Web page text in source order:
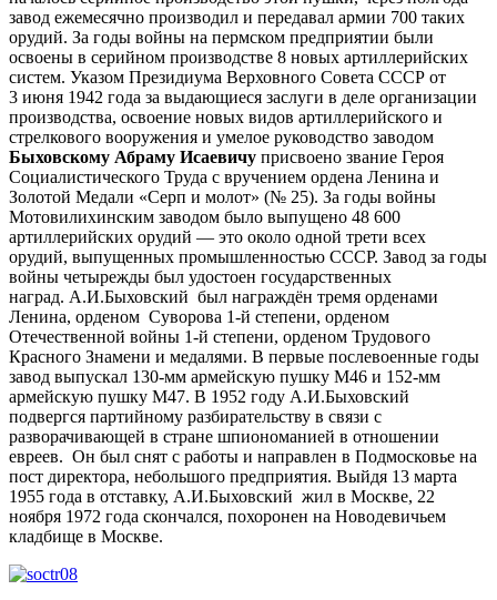
завод ежемесячно производил и передавал армии 700 таких
орудий. За годы войны на пермском предприятии были
освоены в серийном производстве 8 новых артиллерийских
систем. Указом Президиума Верховного Совета СССР от
3 июня 1942 года за выдающиеся заслуги в деле организации
производства, освоение новых видов артиллерийского и
стрелкового вооружения и умелое руководство заводом
Быховскому Абраму Исаевичу присвоено звание Героя
Социалистического Труда с вручением ордена Ленина и
Золотой Медали «Серп и молот» (№ 25). За годы войны
Мотовилихинским заводом было выпущено 48 600
артиллерийских орудий — это около одной трети всех
орудий, выпущенных промышленностью СССР. Завод за годы
войны четырежды был удостоен государственных
наград. А.И.Быховский был награждён тремя орденами
Ленина, орденом Суворова 1-й степени, орденом
Отечественной войны 1-й степени, орденом Трудового
Красного Знамени и медалями. В первые послевоенные годы
завод выпускал 130-мм армейскую пушку М46 и 152-мм
армейскую пушку М47. В 1952 году А.И.Быховский
подвергся партийному разбирательству в связи с
разворачивающей в стране шпиономанией в отношении
евреев. Он был снят с работы и направлен в Подмосковье на
пост директора, небольшого предприятия. Выйдя 13 марта
1955 года в отставку, А.И.Быховский жил в Москве, 22
ноября 1972 года скончался, похоронен на Новодевичьем
кладбище в Москве.